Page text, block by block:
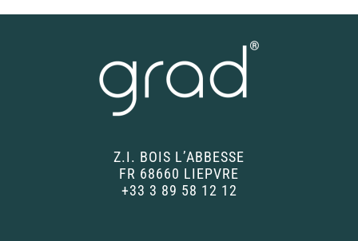
Z.I. BOIS L’ABBESSE
FR 68660 LIEPVRE
+33 3 89 58 12 12